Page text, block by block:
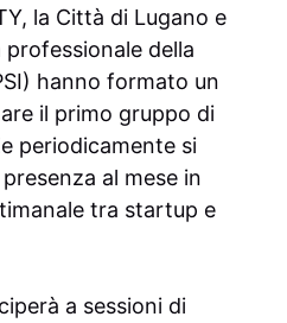
la Città di Lugano e
professionale della
hanno formato un
il primo gruppo di
periodicamente si
al mese in
tra startup e
a sessioni di